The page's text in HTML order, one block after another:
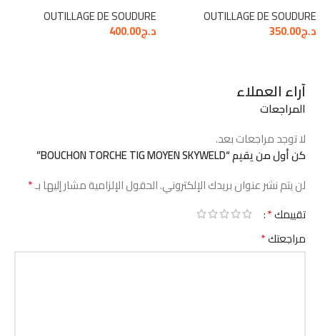
OUTILLAGE DE SOUDURE
د.ج350.00
OUTILLAGE DE SOUDURE
د.ج400.00
آراء العملاء
المراجعات
لا توجد مراجعات بعد.
كن أول من يقيم “BOUCHON TORCHE TIG MOYEN SKYWELD”
لن يتم نشر عنوان بريدك الإلكتروني.الحقول الإلزامية مشار إليها بـ*
تقييمك*
مراجعتك*